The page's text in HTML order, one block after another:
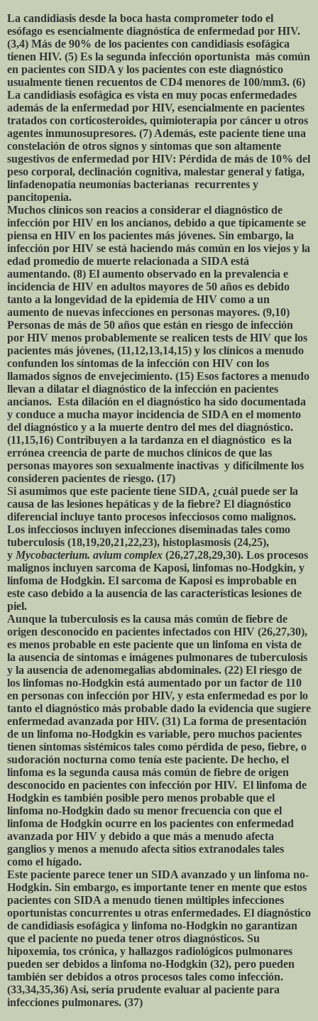
La candidiasis desde la boca hasta comprometer todo el
esófago es esencialmente diagnóstica de enfermedad por HIV.
(3,4) Más de 90% de los pacientes con candidiasis esofágica
tienen HIV. (5) Es la segunda infección oportunista más común
en pacientes con SIDA y los pacientes con este diagnóstico
usualmente tienen recuentos de CD4 menores de 100/mm3. (6)
La candidiasis esofágica es vista en muy pocas enfermedades
además de la enfermedad por HIV, esencialmente en pacientes
tratados con corticosteroides, quimioterapia por cáncer u otros
agentes inmunosupresores. (7) Además, este paciente tiene una
constelación de otros signos y síntomas que son altamente
sugestivos de enfermedad por HIV: Pérdida de más de 10% del
peso corporal, declinación cognitiva, malestar general y fatiga,
linfadenopatía neumonías bacterianas recurrentes y
pancitopenia.
Muchos clínicos son reacios a considerar el diagnóstico de
infección por HIV en los ancianos, debido a que típicamente se
piensa en HIV en los pacientes más jóvenes. Sin embargo, la
infección por HIV se está haciendo más común en los viejos y la
edad promedio de muerte relacionada a SIDA está
aumentando. (8) El aumento observado en la prevalencia e
incidencia de HIV en adultos mayores de 50 años es debido
tanto a la longevidad de la epidemia de HIV como a un
aumento de nuevas infecciones en personas mayores. (9,10)
Personas de más de 50 años que están en riesgo de infección
por HIV menos probablemente se realicen tests de HIV que los
pacientes más jóvenes, (11,12,13,14,15) y los clínicos a menudo
confunden los síntomas de la infección con HIV con los
llamados signos de envejecimiento. (15) Esos factores a menudo
llevan a dilatar el diagnóstico de la infección en pacientes
ancianos. Esta dilación en el diagnóstico ha sido documentada
y conduce a mucha mayor incidencia de SIDA en el momento
del diagnóstico y a la muerte dentro del mes del diagnóstico.
(11,15,16) Contribuyen a la tardanza en el diagnóstico es la
errónea creencia de parte de muchos clínicos de que las
personas mayores son sexualmente inactivas y difícilmente los
consideren pacientes de riesgo. (17)
Si asumimos que este paciente tiene SIDA, ¿cuál puede ser la
causa de las lesiones hepáticas y de la fiebre? El diagnóstico
diferencial incluye tanto procesos infecciosos como malignos.
Los infecciosos incluyen infecciones diseminadas tales como
tuberculosis (18,19,20,21,22,23), histoplasmosis (24,25),
y Mycobacterium. avium complex (26,27,28,29,30). Los procesos
malignos incluyen sarcoma de Kaposi, linfomas no-Hodgkin, y
linfoma de Hodgkin. El sarcoma de Kaposi es improbable en
este caso debido a la ausencia de las características lesiones de
piel.
Aunque la tuberculosis es la causa más común de fiebre de
origen desconocido en pacientes infectados con HIV (26,27,30),
es menos probable en este paciente que un linfoma en vista de
la ausencia de síntomas e imágenes pulmonares de tuberculosis
y la ausencia de adenomegalias abdominales. (22) El riesgo de
los linfomas no-Hodgkin está aumentado por un factor de 110
en personas con infección por HIV, y esta enfermedad es por lo
tanto el diagnóstico más probable dado la evidencia que sugiere
enfermedad avanzada por HIV. (31) La forma de presentación
de un linfoma no-Hodgkin es variable, pero muchos pacientes
tienen síntomas sistémicos tales como pérdida de peso, fiebre, o
sudoración nocturna como tenía este paciente. De hecho, el
linfoma es la segunda causa más común de fiebre de origen
desconocido en pacientes con infección por HIV. El linfoma de
Hodgkin es también posible pero menos probable que el
linfoma no-Hodgkin dado su menor frecuencia con que el
linfoma de Hodgkin ocurre en los pacientes con enfermedad
avanzada por HIV y debido a que más a menudo afecta
ganglios y menos a menudo afecta sitios extranodales tales
como el hígado.
Este paciente parece tener un SIDA avanzado y un linfoma no-
Hodgkin. Sin embargo, es importante tener en mente que estos
pacientes con SIDA a menudo tienen múltiples infecciones
oportunistas concurrentes u otras enfermedades. El diagnóstico
de candidiasis esofágica y linfoma no-Hodgkin no garantizan
que el paciente no pueda tener otros diagnósticos. Su
hipoxemia, tos crónica, y hallazgos radiológicos pulmonares
pueden ser debidos a linfoma no-Hodgkin (32), pero pueden
también ser debidos a otros procesos tales como infección.
(33,34,35,36) Así, sería prudente evaluar al paciente para
infecciones pulmonares. (37)